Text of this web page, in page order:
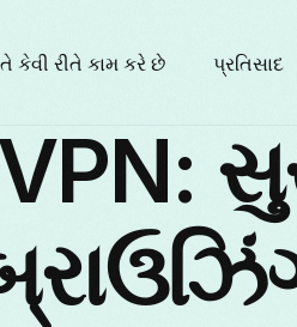
તે કેવી રીતે કામ કરે છે પ્રતિસાદ